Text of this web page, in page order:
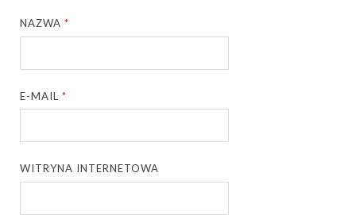
NAZWA*
E-MAIL*
WITRYNA INTERNETOWA